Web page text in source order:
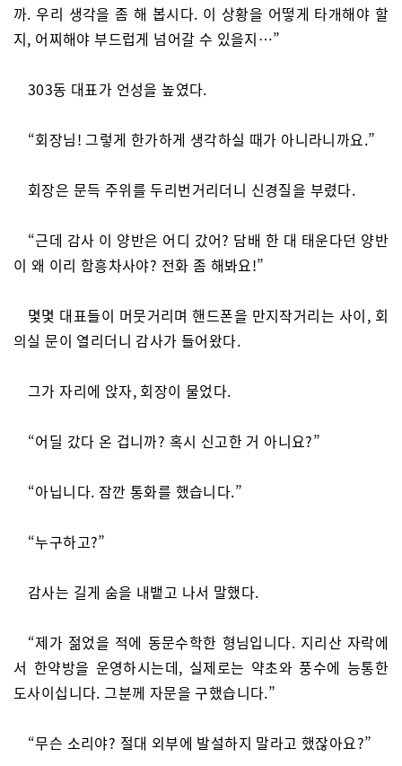
까. 우리 생각을 좀 해 봅시다. 이 상황을 어떻게 타개해야 할
지, 어찌해야 부드럽게 넘어갈 수 있을지…”
303동 대표가 언성을 높였다.
“회장님! 그렇게 한가하게 생각하실 때가 아니라니까요.”
회장은 문득 주위를 두리번거리더니 신경질을 부렸다.
“근데 감사 이 양반은 어디 갔어? 담배 한 대 태운다던 양반
이 왜 이리 함흥차사야? 전화 좀 해봐요!”
몇몇 대표들이 머뭇거리며 핸드폰을 만지작거리는 사이, 회
의실 문이 열리더니 감사가 들어왔다.
그가 자리에 앉자, 회장이 물었다.
“어딜 갔다 온 겁니까? 혹시 신고한 거 아니요?”
“아닙니다. 잠깐 통화를 했습니다.”
“누구하고?”
감사는 길게 숨을 내뱉고 나서 말했다.
“제가 젊었을 적에 동문수학한 형님입니다. 지리산 자락에
서 한약방을 운영하시는데, 실제로는 약초와 풍수에 능통한
도사이십니다. 그분께 자문을 구했습니다.”
“무슨 소리야? 절대 외부에 발설하지 말라고 했잖아요?”